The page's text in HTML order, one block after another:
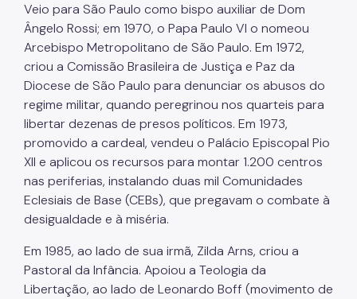
Veio para São Paulo como bispo auxiliar de Dom
Ângelo Rossi; em 1970, o Papa Paulo VI o nomeou
Arcebispo Metropolitano de São Paulo. Em 1972,
criou a Comissão Brasileira de Justiça e Paz da
Diocese de São Paulo para denunciar os abusos do
regime militar, quando peregrinou nos quarteis para
libertar dezenas de presos políticos. Em 1973,
promovido a cardeal, vendeu o Palácio Episcopal Pio
XII e aplicou os recursos para montar 1.200 centros
nas periferias, instalando duas mil Comunidades
Eclesiais de Base (CEBs), que pregavam o combate à
desigualdade e à miséria.
Em 1985, ao lado de sua irmã, Zilda Arns, criou a
Pastoral da Infância. Apoiou a Teologia da
Libertação, ao lado de Leonardo Boff (movimento de